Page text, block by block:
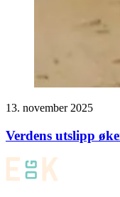
13. november 2025
Verdens utslipp